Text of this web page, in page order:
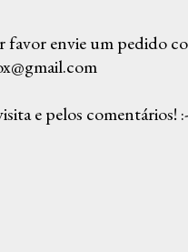
favor envie um pedido
e pelos comentários!